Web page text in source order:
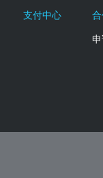
支付中心